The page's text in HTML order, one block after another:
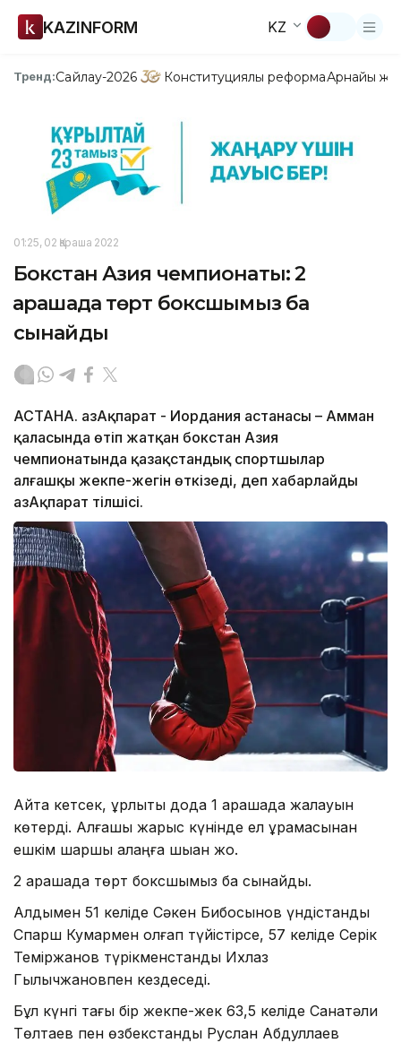
KAZINFORM KZ
Тренд:Сайлау-2026 Конституциялық реформаАрнайы
01:25, 02 Қараша 2022
Бокстан Азия чемпионаты: 2
қарашада төрт боксшымыз бақ
сынайды
АСТАНА. ҚазАқпарат - Иордания астанасы – Амман
қаласында өтіп жатқан бокстан Азия
чемпионатында қазақстандық спортшылар
алғашқы жекпе-жегін өткізеді, деп хабарлайды
ҚазАқпарат тілшісі.
Айта кетсек, құрлықтық дода 1 қарашада жалауын
көтерді. Алғашқы жарыс күнінде ел құрамасынан
ешкім шаршы алаңға шыққан жоқ.
2 қарашада төрт боксшымыз бақ сынайды.
Алдымен 51 келіде Сәкен Бибосынов үндістандық
Спарш Кумармен қолғап түйістірсе, 57 келіде Серік
Теміржанов түрікменстандық Ихлаз
Гылычжановпен кездеседі.
Бұл күнгі тағы бір жекпе-жек 63,5 келіде Санатәли
Төлтаев пен өзбекстандық Руслан Абдуллаев